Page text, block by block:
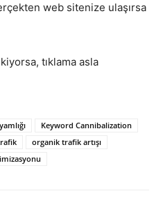
web sitenize ulaşırsa
tıklama asla
Keyword Cannibalization
organik trafik artışı